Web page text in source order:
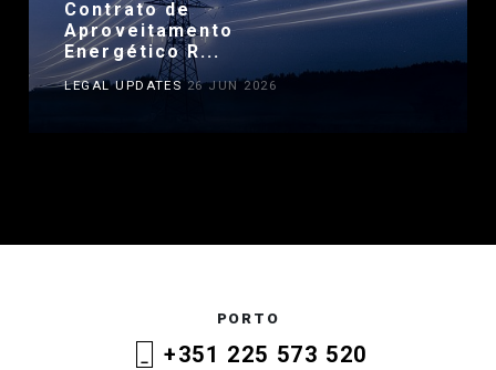
Contrato de
Aproveitamento
Energético R...
LEGAL UPDATES26 JUN 2026
PORTO
+351 225 573 520